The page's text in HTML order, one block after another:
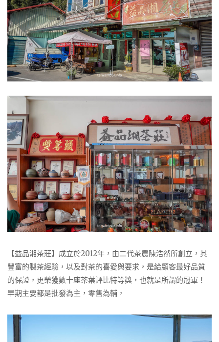
【益品湘茶莊】成立於2012年，由二代茶農陳浩然所創立，其
豐富的製茶經驗，以及對茶的喜愛與要求，是給顧客最好品質
的保證，更榮獲數十座茶葉評比特等獎，也就是所謂的冠軍！
早期主要都是批發為主，零售為輔，